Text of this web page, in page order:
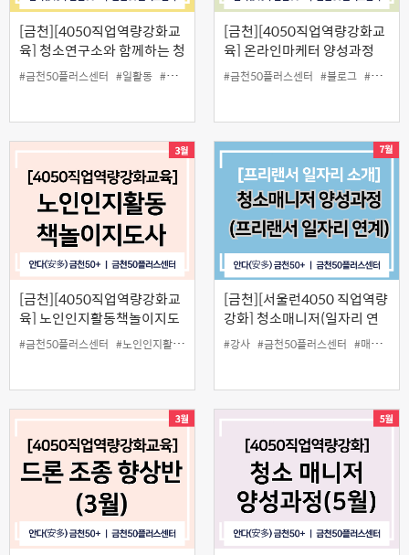
[금천][4050직업역량강화교
육] 청소연구소와 함께하는 청
소매니저 양성과정(2월)
#금천50플러스센터 #일활동 #청소매니저 #청소연구소
[금천][4050직업역량강화교
육] 온라인마케터 양성과정
#금천50플러스센터 #블로그 #온라인마케터
[금천][4050직업역량강화교
육] 노인인지활동책놀이지도
사 양성과정
#금천50플러스센터 #노인인지활동책놀이 #일활동 #자격증
[금천][서울런4050 직업역량
강화] 청소매니저(일자리 연
계 교육) 양성과정(26년 1월)
#강사 #금천50플러스센터 #매니저